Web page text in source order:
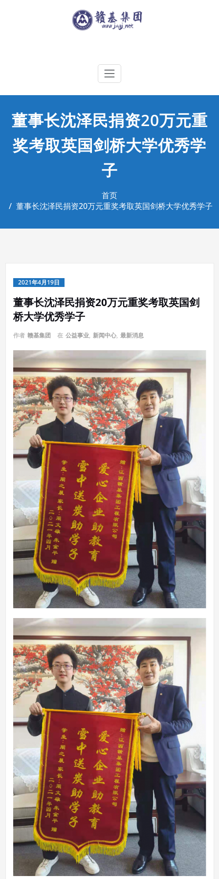
江西赣基集团工程有限公司
董事长沈泽民捐资20万元重
奖考取英国剑桥大学优秀学
子
首页
董事长沈泽民捐资20万元重奖考取英国剑桥大学优秀学子
2021年4月19日
董事长沈泽民捐资20万元重奖考取英国剑
桥大学优秀学子
作者 赣基集团 在 公益事业, 新闻中心, 最新消息